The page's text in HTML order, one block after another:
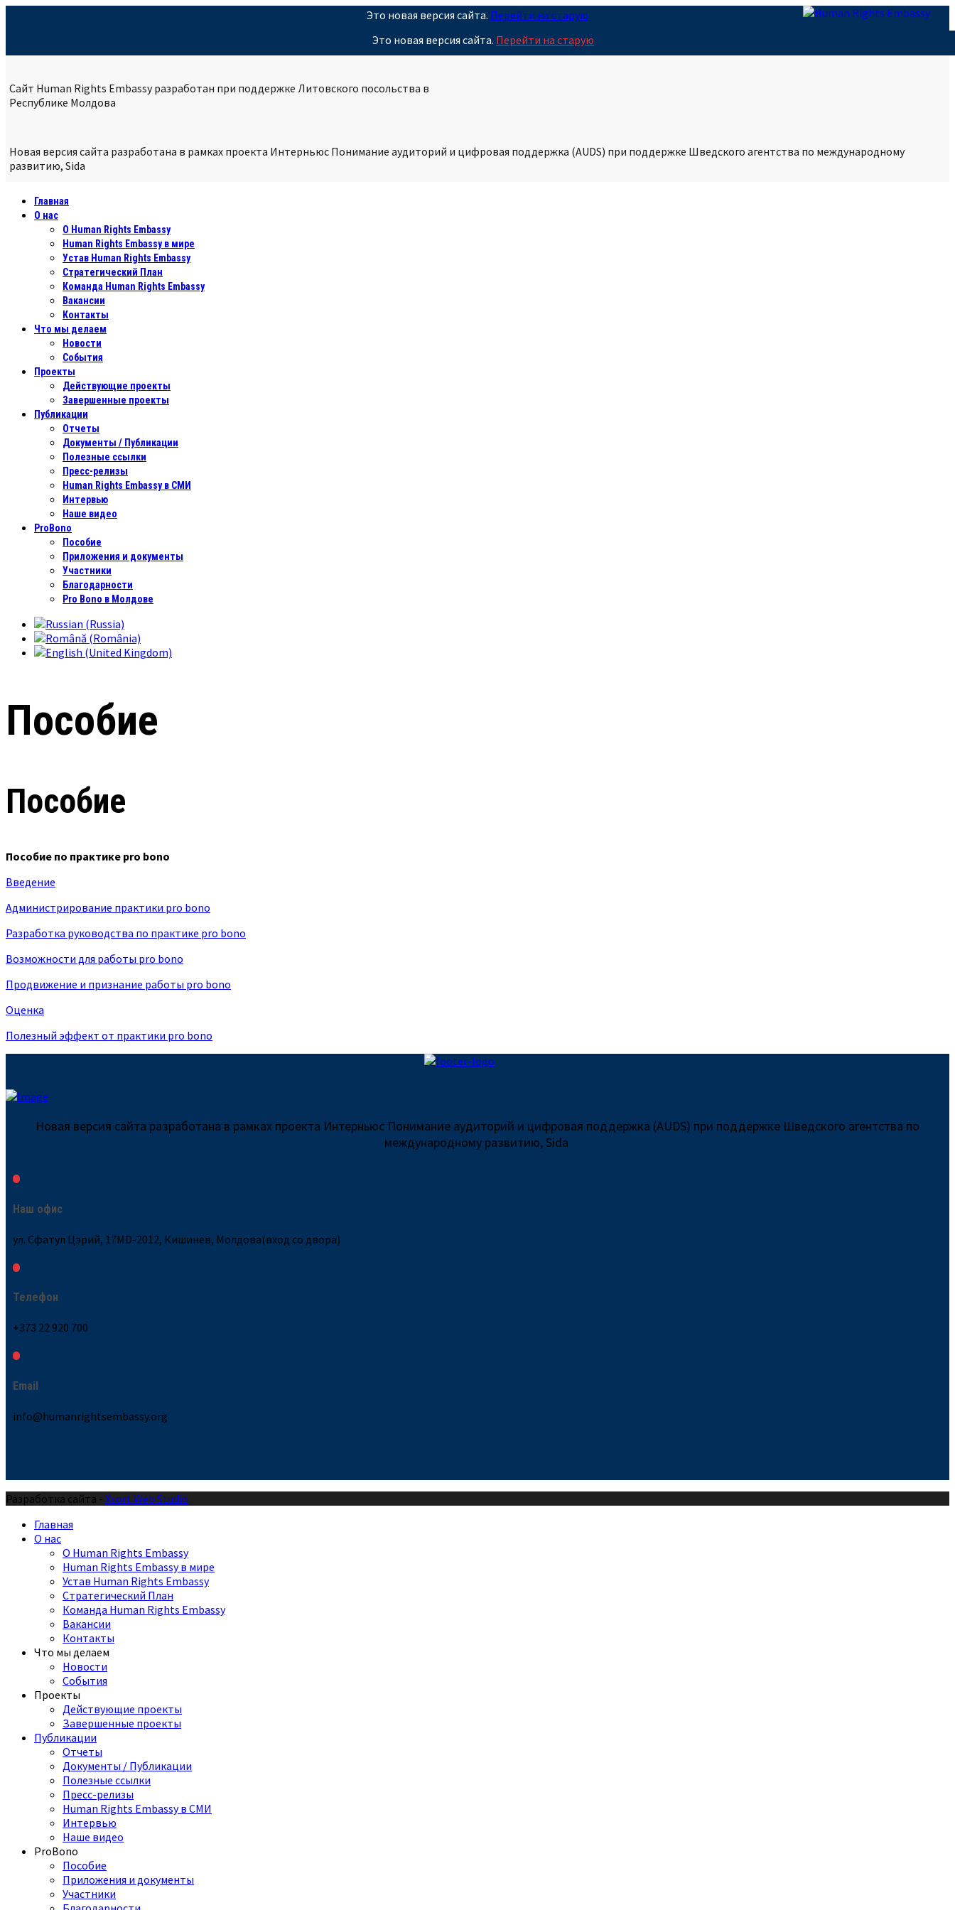
Это новая версия сайта. Перейти на старую
Это новая версия сайта. Перейти на старую
Сайт Human Rights Embassy разработан при поддержке Литовского посольства в
Республике Молдова
Новая версия сайта разработана в рамках проекта Интерньюс Понимание аудиторий и цифровая поддержка (AUDS) при поддержке Шведского агентства по международному
развитию, Sida
Главная
О нас
О Human Rights Embassy
Human Rights Embassy в мире
Устав Human Rights Embassy
Стратегический План
Команда Human Rights Embassy
Вакансии
Контакты
Что мы делаем
Новости
События
Проекты
Действующие проекты
Завершенные проекты
Публикации
Отчеты
Документы / Публикации
Полезные ссылки
Пресс-релизы
Human Rights Embassy в СМИ
Интервью
Наше видео
ProBono
Пособие
Приложения и документы
Участники
Благодарности
Pro Bono в Молдове
Пособие
Пособие
Пособие по практике pro bono
Введение
Администрирование практики pro bono
Разработка руководства по практике pro bono
Возможности для работы pro bono
Продвижение и признание работы pro bono
Оценка
Полезный эффект от практики pro bono
Новая версия сайта разработана в рамках проекта Интерньюс Понимание аудиторий и цифровая поддержка (AUDS) при поддержке Шведского агентства по
международному развитию, Sida
Наш офис
ул. Сфатул Цэрий, 17MD-2012, Кишинев, Молдова(вход со двора)
Телефон
+373 22 920 700
Email
info@humanrightsembassy.org
Разработка сайта - Xsort Web Studio
Главная
О нас
О Human Rights Embassy
Human Rights Embassy в мире
Устав Human Rights Embassy
Стратегический План
Команда Human Rights Embassy
Вакансии
Контакты
Что мы делаем
Новости
События
Проекты
Действующие проекты
Завершенные проекты
Публикации
Отчеты
Документы / Публикации
Полезные ссылки
Пресс-релизы
Human Rights Embassy в СМИ
Интервью
Наше видео
ProBono
Пособие
Приложения и документы
Участники